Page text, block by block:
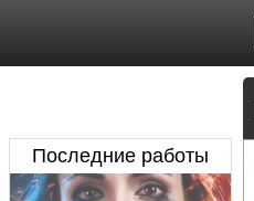
Последние работы